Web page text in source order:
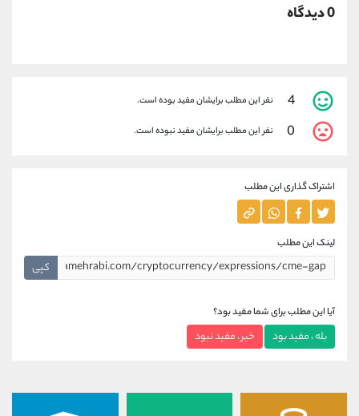
0 دیدگاه
4 نفر این مطلب برایشان مفید بوده است.
0 نفر این مطلب برایشان مفید نبوده است.
اشتراک گذاری این مطلب
لینک این مطلب
کپی
آیا این مطلب برای شما مفید بود؟
بله ، مفید بود خیر ، مفید نبود